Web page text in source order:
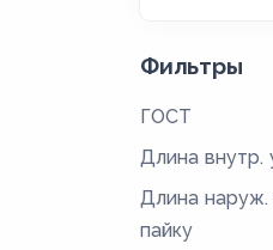
Фильтры
ГОСТ
Длина внутр.
Длина наруж.
пайку